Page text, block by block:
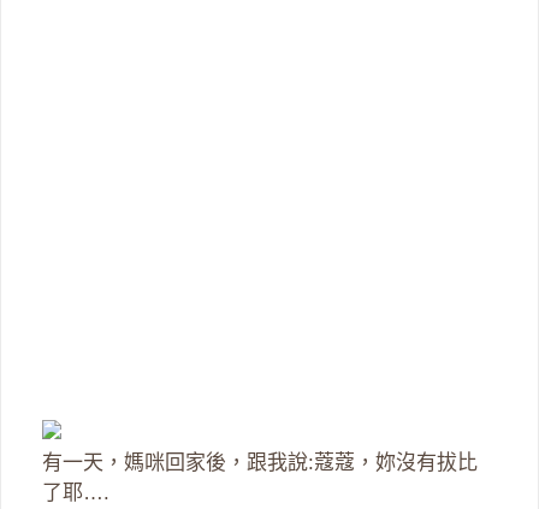
有一天，媽咪回家後，跟我說:蔻蔻，妳沒有拔比
了耶….